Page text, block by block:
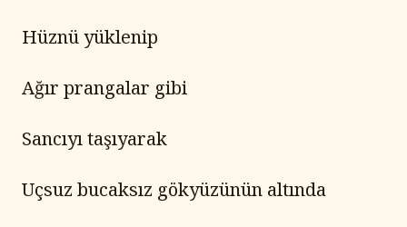
Hüznü yüklenip
Ağır prangalar gibi
Sancıyı taşıyarak
Uçsuz bucaksız gökyüzünün altında